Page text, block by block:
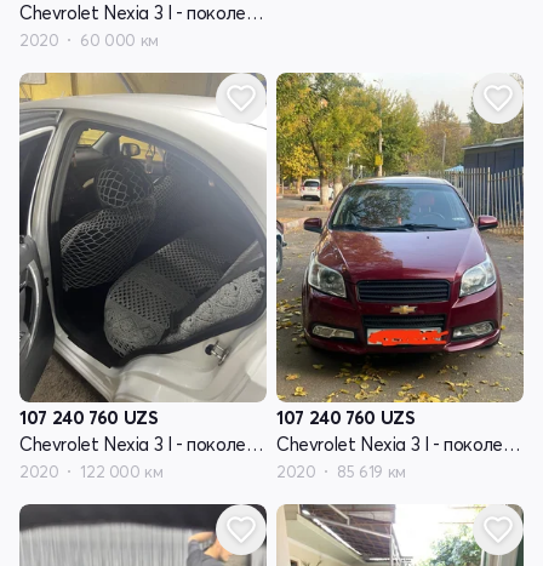
Chevrolet Nexia 3 I - поколение
2020 60 000 км
107 240 760 UZS
Chevrolet Nexia 3 I - поколение
2020 122 000 км
107 240 760 UZS
Chevrolet Nexia 3 I - поколение
2020 85 619 км